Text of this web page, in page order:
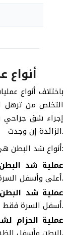
أنواع
باختلاف أنواع
التخلص من ترهل
إجراء شق جراحي
الزائدة إن وجدت.
أنواع شد البطن هي:
عملية شد
أعلى وأسفل السرة.
عملية شد
أسفل السرة فقط.
عملية الحزام